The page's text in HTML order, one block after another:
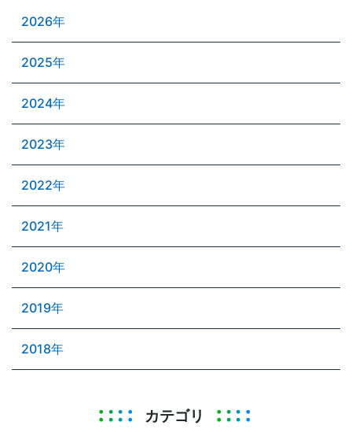
2026年
2025年
2024年
2023年
2022年
2021年
2020年
2019年
2018年
カテゴリ